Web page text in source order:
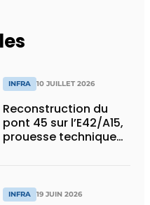
INFRA 10 JUILLET 2026
Reconstruction du
pont 45 sur l’E42/A15,
prouesse technique
INFRA 19 JUIN 2026